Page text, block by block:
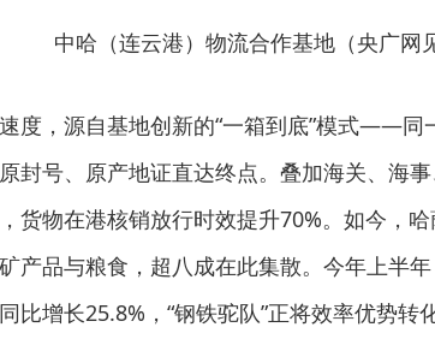
中哈（连云港）物流合作基地（央广网
度，源自基地创新的“一箱到底”模式——同
封号、原产地证直达终点。叠加海关、海
货物在港核销放行时效提升70%。如今，哈
产品与粮食，超八成在此集散。今年上半
比增长25.8%，“钢铁驼队”正将效率优势转